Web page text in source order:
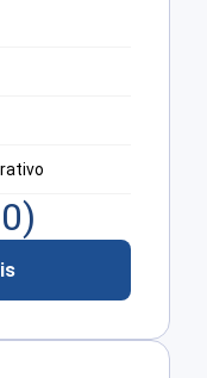
)